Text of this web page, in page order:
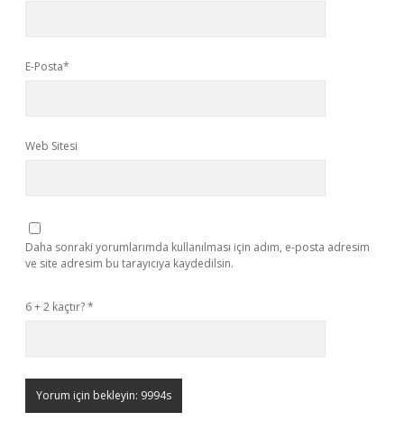
E-Posta*
Web Sitesi
Daha sonraki yorumlarımda kullanılması için adım, e-posta adresim
ve site adresim bu tarayıcıya kaydedilsin.
6 + 2 kaçtır?*